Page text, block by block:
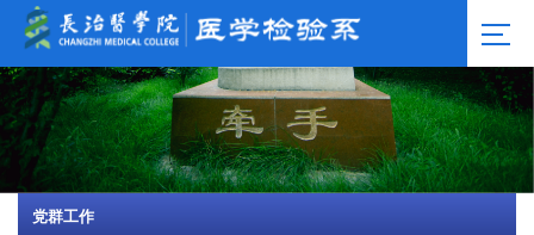
党群工作